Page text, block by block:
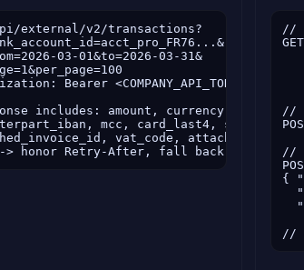
},
external/v2/transactions?
03-01&to=2026-03-31&
Bearer <COMPANY_API_TOKEN>
includes: amount, currency, label,
mcc, card_last4, status,
vat_code,
> honor Retry-After, fall back to 1 req/s
//
//
//
{
//